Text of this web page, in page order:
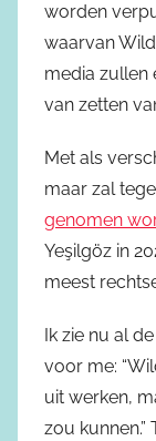
worden
waarvan
media zullen
van zetten
Met als
maar zal
genomen
Yeşilgöz in
meest
Ik zie nu al
voor me:
uit werken,
zou